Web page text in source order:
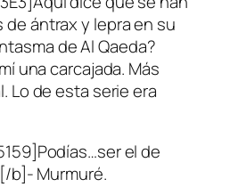
ántrax y lepra en su
de Al Qaeda?
una carcajada. Más
Lo de esta serie era
el de
b]- Murmuré.